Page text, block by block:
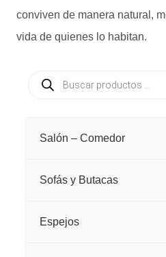
conviven de manera natural,
vida de quienes lo habitan.
Búsqueda
Salón – Comedor
Sofás y Butacas
Espejos